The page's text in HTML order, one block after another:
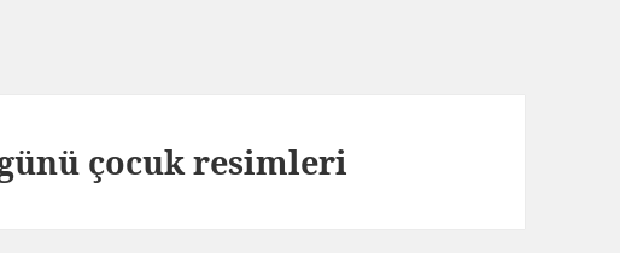
çocuk resimleri